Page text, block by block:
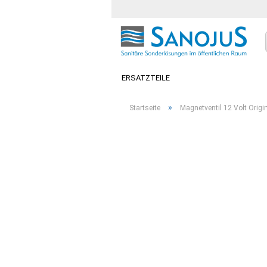
ERSATZTEILE
Startseite » Magnetventil 12 Volt